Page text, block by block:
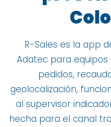
R-Sales es la app
Adatec para equipos
pedidos,
geolocalización,
al supervisor
hecha para el canal